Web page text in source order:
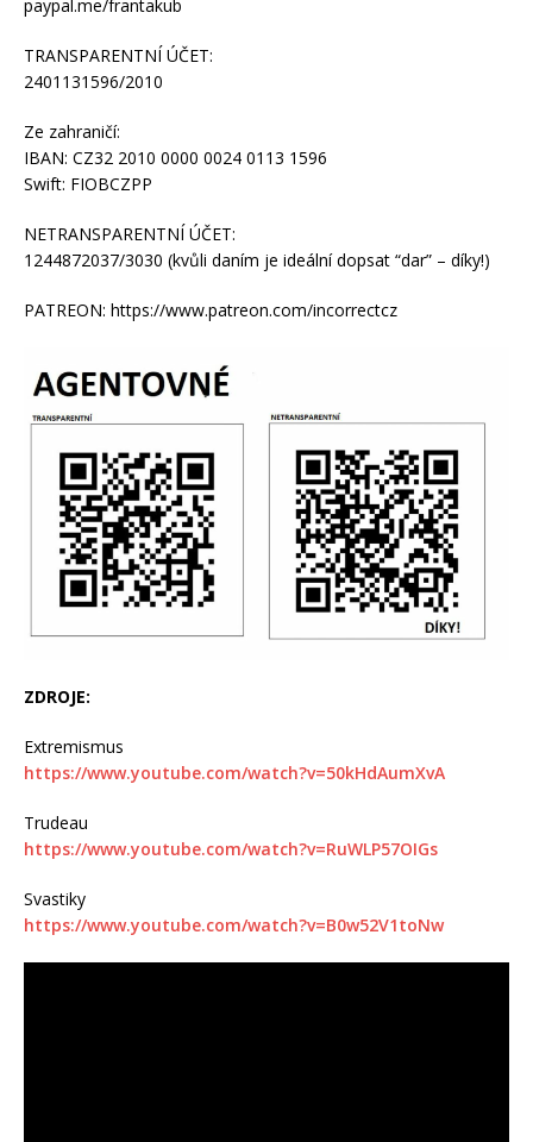
paypal.me/frantakub
TRANSPARENTNÍ ÚČET:
2401131596/2010
Ze zahraničí:
IBAN: CZ32 2010 0000 0024 0113 1596
Swift: FIOBCZPP
NETRANSPARENTNÍ ÚČET:
1244872037/3030 (kvůli daním je ideální dopsat “dar” – díky!)
PATREON: https://www.patreon.com/incorrectcz
ZDROJE:
Extremismus
https://www.youtube.com/watch?v=50kHdAumXvA
Trudeau
https://www.youtube.com/watch?v=RuWLP57OIGs
Svastiky
https://www.youtube.com/watch?v=B0w52V1toNw